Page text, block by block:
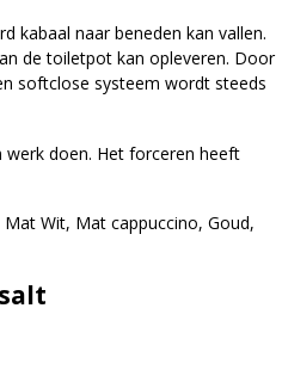
kabaal naar beneden kan vallen.
de toiletpot kan opleveren. Door
softclose systeem wordt steeds
doen. Het forceren heeft
Wit, Mat cappuccino, Goud,